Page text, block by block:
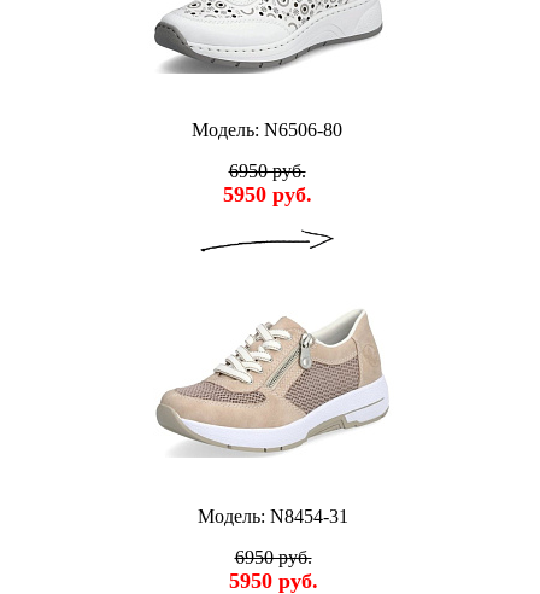
Модель: N6506-80
6950 руб.
5950 руб.
Модель: N8454-31
6950 руб.
5950 руб.